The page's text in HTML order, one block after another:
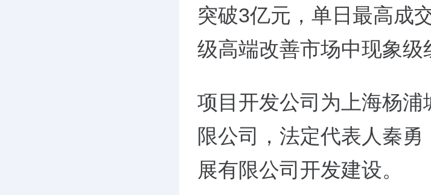
突破3亿元，单日最高成
级高端改善市场中现象级
项目开发公司为上海杨
限公司，法定代表人秦
展有限公司开发建设。